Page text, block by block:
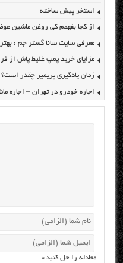
استخر پیش ساخته
از کجا بفهمم کی روغن ماشین
معرفی سایت سانا گستر جم :
مزایای خرید پمپ غلیظ پاش از
زمان یادگیری پریمیر چقدر
اجاره خودرو در تهران – اجاره
معادله را حل کنید*